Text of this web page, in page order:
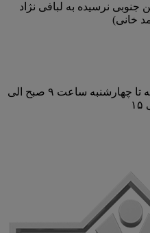
جنوبی نرسیده به لبافی نژاد
شنبه تا چهارشنبه ساعت ۹ صبح الی